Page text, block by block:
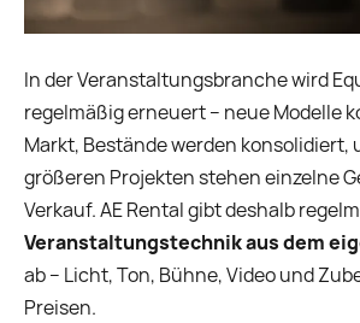
In der Veranstaltungsbranche wird
regelmäßig erneuert – neue Modelle
Markt, Bestände werden konsolidiert,
größeren Projekten stehen einzelne
Verkauf. AE Rental gibt deshalb
Veranstaltungstechnik aus dem
ab – Licht, Ton, Bühne, Video und
Preisen.